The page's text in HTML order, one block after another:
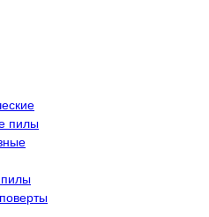
пилы